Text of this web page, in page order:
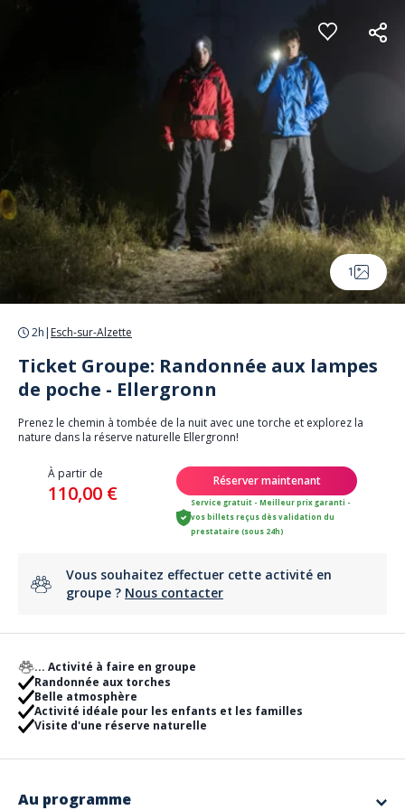
1
2h | Esch-sur-Alzette
Ticket Groupe: Randonnée aux lampes
de poche - Ellergronn
Prenez le chemin à tombée de la nuit avec une torche et explorez la
nature dans la réserve naturelle Ellergronn!
À partir de
110,00 €
Réserver maintenant
Service gratuit - Meilleur prix garanti -
vos billets reçus dès validation du
prestataire (sous 24h)
Vous souhaitez effectuer cette activité en
groupe ? Nous contacter
... Activité à faire en groupe
Randonnée aux torches
Belle atmosphère
Activité idéale pour les enfants et les familles
Visite d'une réserve naturelle
Au programme